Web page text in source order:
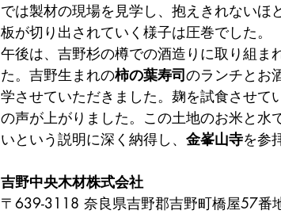
では製材の現場を見学し、抱えきれないほ
板が切り出されていく様子は圧巻でした。
午後は、吉野杉の樽での酒造りに取り組ま
た。吉野生まれの柿の葉寿司のランチとお
学させていただきました。麹を試食させて
の声が上がりました。この土地のお米と水
いという説明に深く納得し、 金峯山寺を参
吉野中央木材株式会社
〒639-3118 奈良県吉野郡吉野町橋屋